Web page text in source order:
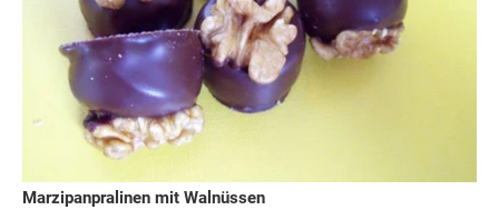
Marzipanpralinen mit Walnüssen